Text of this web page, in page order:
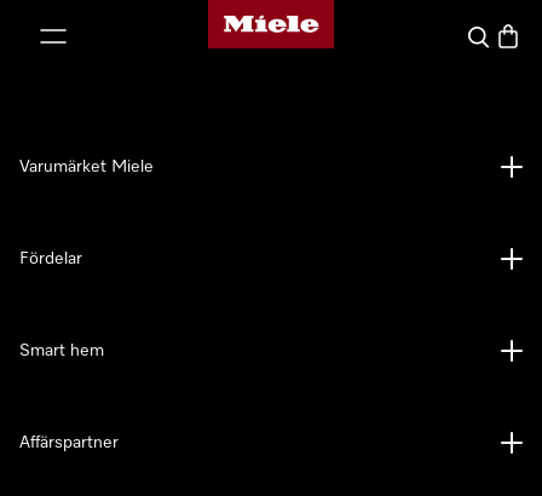
Mieles hemsida
Sök
Varumärket Miele
Fördelar
Smart hem
Affärspartner